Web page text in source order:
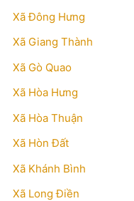
Xã Đông Hưng
Xã Giang Thành
Xã Gò Quao
Xã Hòa Hưng
Xã Hòa Thuận
Xã Hòn Đất
Xã Khánh Bình
Xã Long Điền